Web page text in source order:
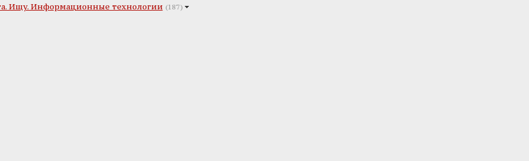
Ищу. Информационные технологии (187)